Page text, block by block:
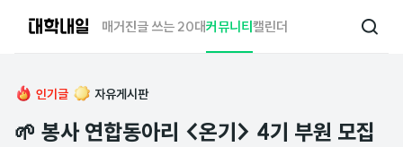
매거진글 쓰는 20대커뮤니티캘린더
검
인기글 자유게시판
🌱 봉사 연합동아리 <온기> 4기 부원 모집